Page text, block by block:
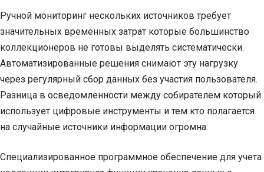
Ручной мониторинг нескольких источников требует
значительных временных затрат которые большинство
коллекционеров не готовы выделять систематически.
Автоматизированные решения снимают эту нагрузку
через регулярный сбор данных без участия пользователя.
Разница в осведомленности между собирателем который
использует цифровые инструменты и тем кто полагается
на случайные источники информации огромна.
Специализированное программное обеспечение для учета